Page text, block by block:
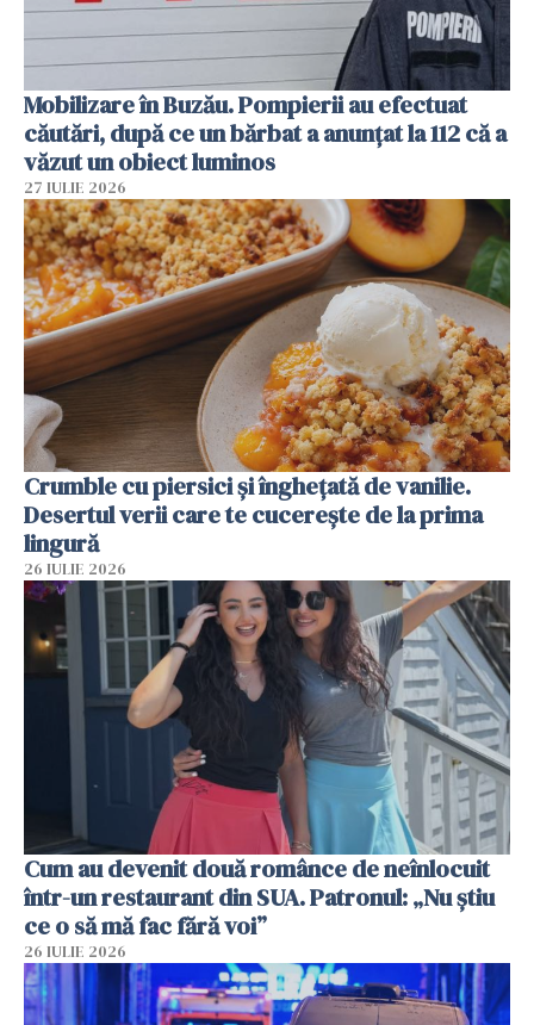
Mobilizare în Buzău. Pompierii au efectuat
căutări, după ce un bărbat a anunțat la 112 că a
văzut un obiect luminos
27 IULIE 2026
Crumble cu piersici și înghețată de vanilie.
Desertul verii care te cucerește de la prima
lingură
26 IULIE 2026
Cum au devenit două românce de neînlocuit
într-un restaurant din SUA. Patronul: „Nu știu
ce o să mă fac fără voi”
26 IULIE 2026